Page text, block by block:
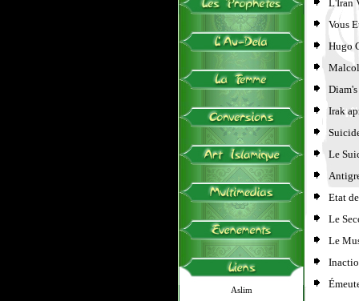
Aslim
L'Iran
Vous
Hugo
Irak
Le
Etat
Le
Le